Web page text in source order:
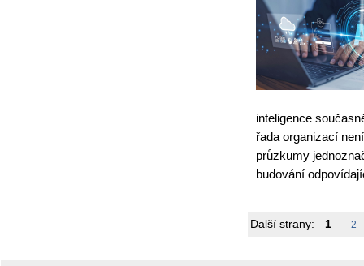
inteligence
řada organizací
průzkumy
budování
Další strany: 1 2